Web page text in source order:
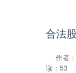
合法
作者
读：53